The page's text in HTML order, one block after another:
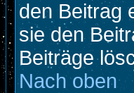
den Beitrag
sie den
Beiträge
Nach oben